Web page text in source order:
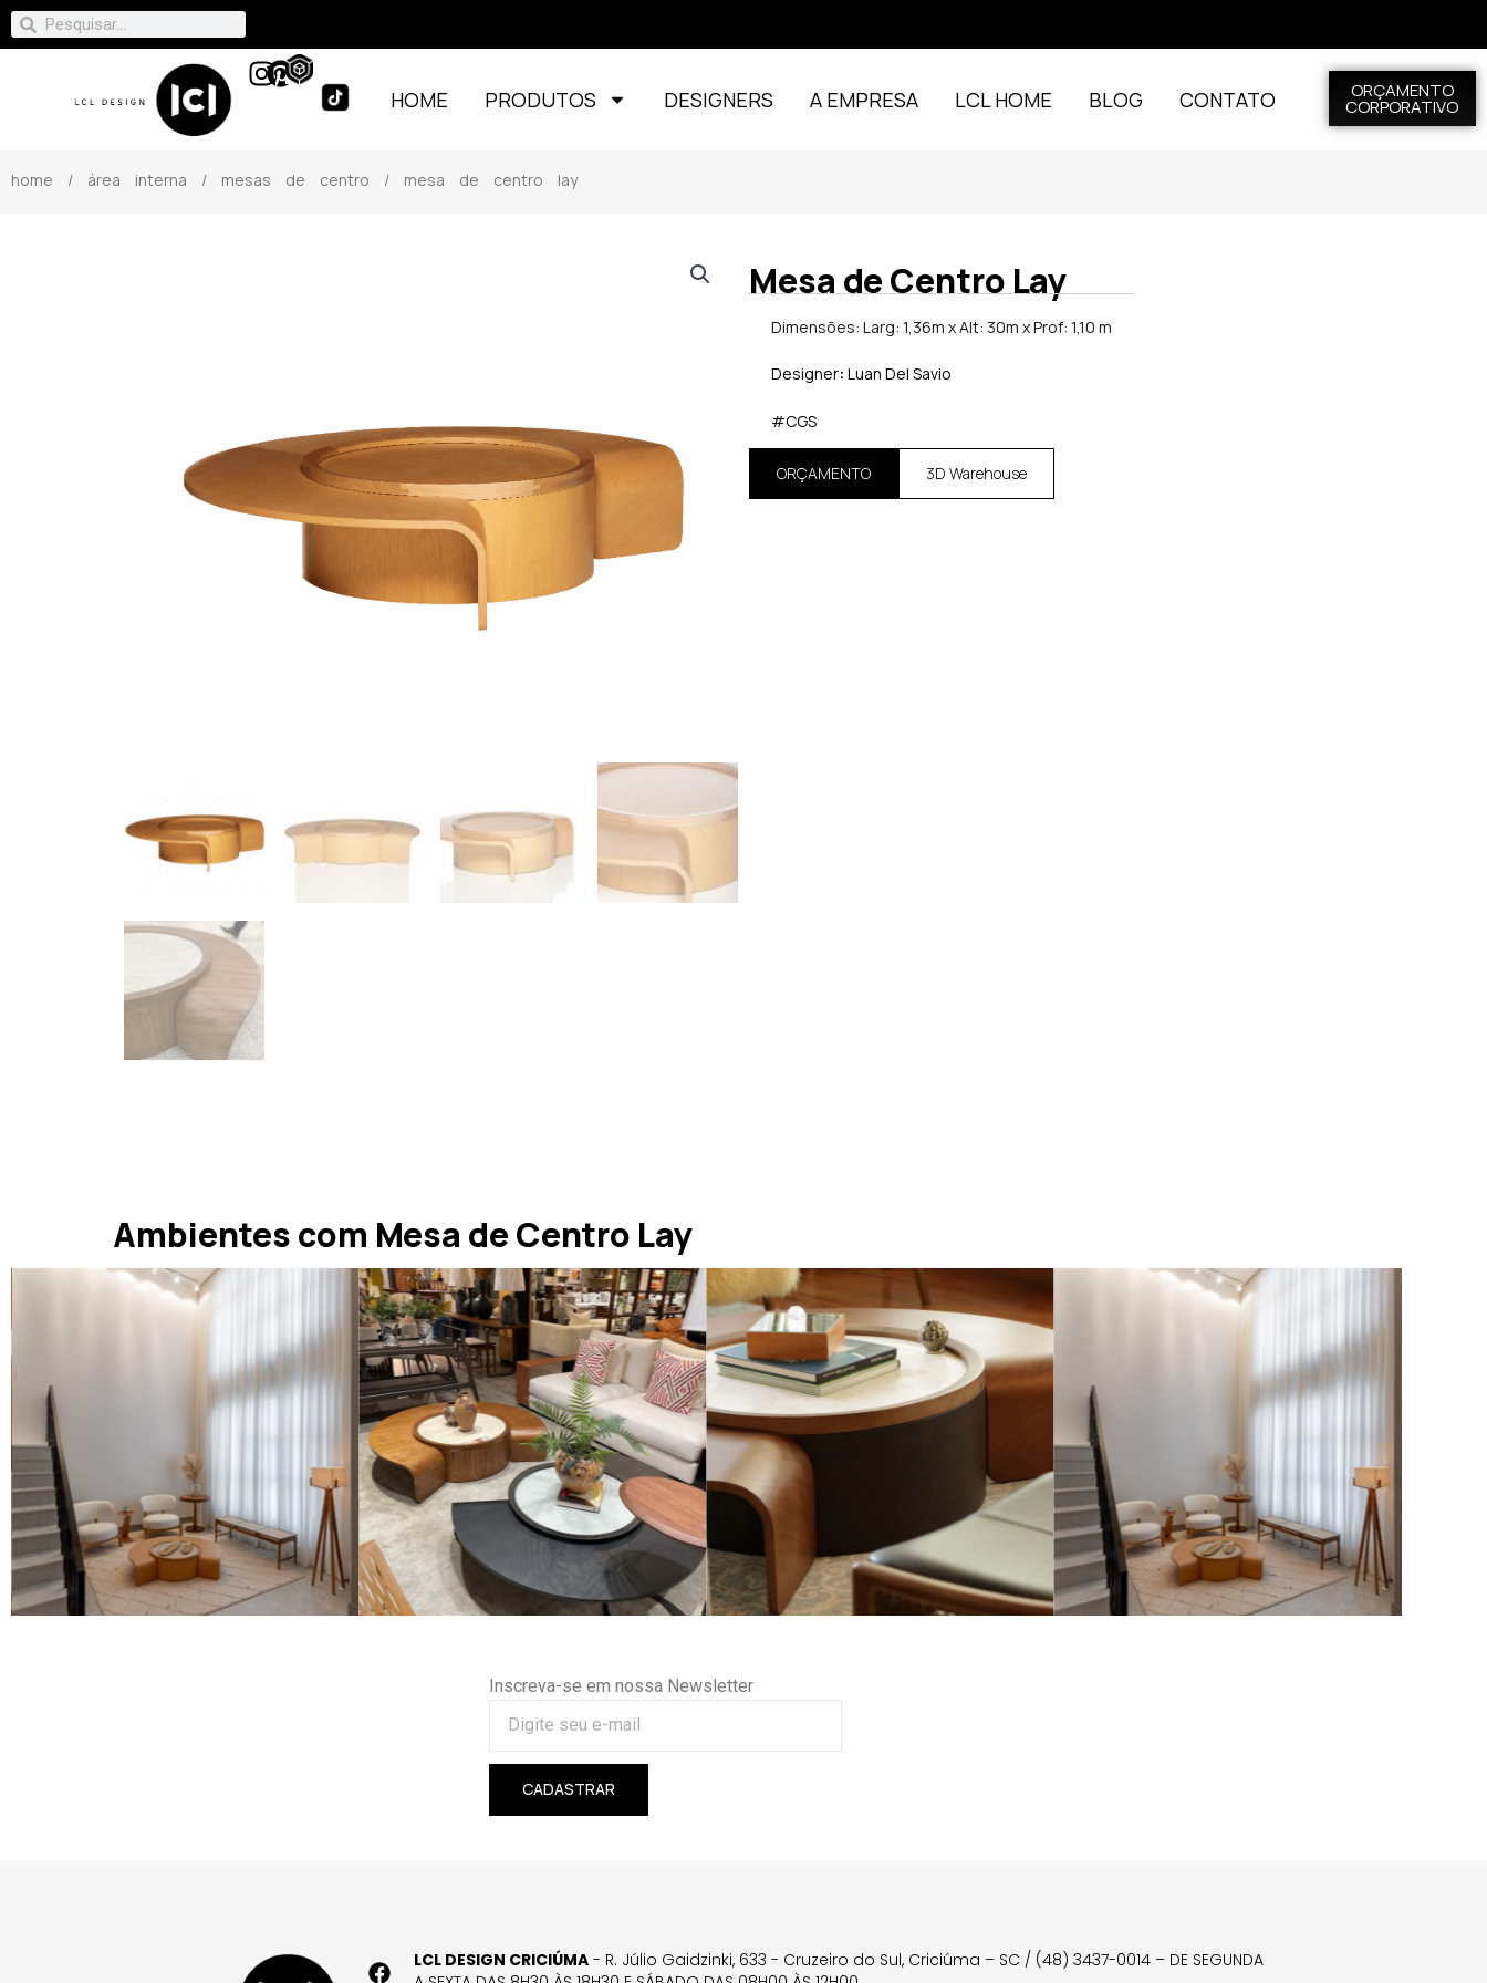
HOME PRODUTOS DESIGNERS A EMPRESA LCL HOME BLOG CONTATO ORÇAMENTO
CORPORATIVO
home / área interna / mesas de centro / mesa de centro lay
Mesa de Centro Lay
Dimensões: Larg: 1,36m x Alt: 30m x Prof: 1,10 m
Designer: Luan Del Savio
#CGS
ORÇAMENTO 3D Warehouse
Ambientes com Mesa de Centro Lay
Inscreva-se em nossa Newsletter
CADASTRAR
LCL DESIGN CRICIÚMA - R. Júlio Gaidzinki, 633 - Cruzeiro do Sul, Criciúma – SC / (48) 3437-0014 – DE SEGUNDA